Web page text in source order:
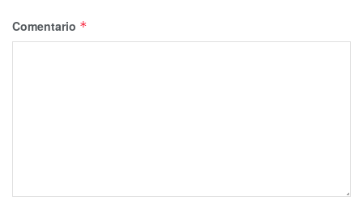
Comentario *